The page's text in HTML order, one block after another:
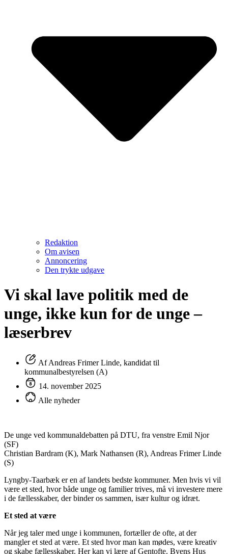
Redaktion
Om avisen
Annoncering
Den trykte udgave
Vi skal lave politik med de
unge, ikke kun for de unge –
læserbrev
Af Andreas Frimer Linde, kandidat til
kommunalbestyrelsen (A)
14. november 2025
Alle nyheder
De unge ved kommunaldebatten på DTU, fra venstre Emil Njor
(SF)
Christian Bardram (K), Mark Nathansen (R), Andreas Frimer Linde
(S)
Lyngby-Taarbæk er en af landets bedste kommuner. Men hvis vi vil
være et sted, hvor både unge og familier trives, må vi investere mere
i de fællesskaber, der binder os sammen, især kultur og idræt.
Et sted at være
Når jeg taler med unge i kommunen, fortæller de ofte, at der
mangler et sted at være. Et sted hvor man kan mødes, være kreativ
og skabe fællesskaber. Her kan vi lære af Gentofte. Byens Hus